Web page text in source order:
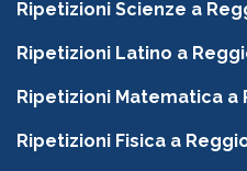
Ripetizioni Scienze a
Ripetizioni Latino a
Ripetizioni Matematica a
Ripetizioni Fisica a